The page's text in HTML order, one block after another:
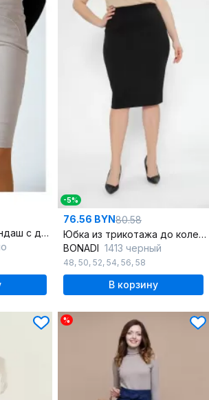
Модная юбка-карандаш с драпировкой и камнями по передней части
-5%
76.56 BYN80.58
Юбка из трикотажа до колена полуприлегающего силуэта
BONADI 1413 черный
48, 50, 52, 54, 56, 58
В корзину
%